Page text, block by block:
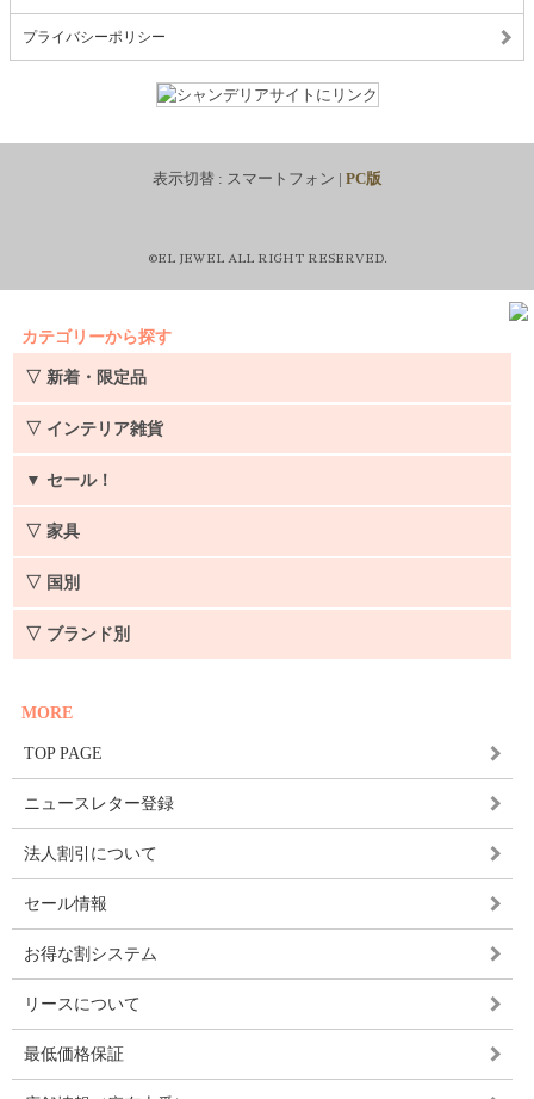
プライバシーポリシー
表示切替 : スマートフォン | PC版
©EL JEWEL ALL RIGHT RESERVED.
カテゴリーから探す
▽ 新着・限定品
▽ インテリア雑貨
▼ セール！
▽ 家具
▽ 国別
▽ ブランド別
MORE
TOP PAGE
ニュースレター登録
法人割引について
セール情報
お得な割システム
リースについて
最低価格保証